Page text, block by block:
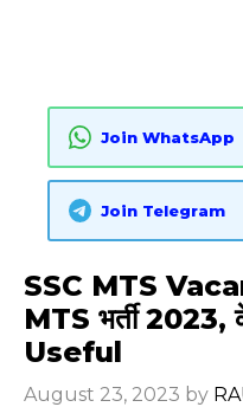
Join WhatsApp
Join Telegram
SSC MTS
MTS भर्ती 2023,
Useful
August 23, 2023 by